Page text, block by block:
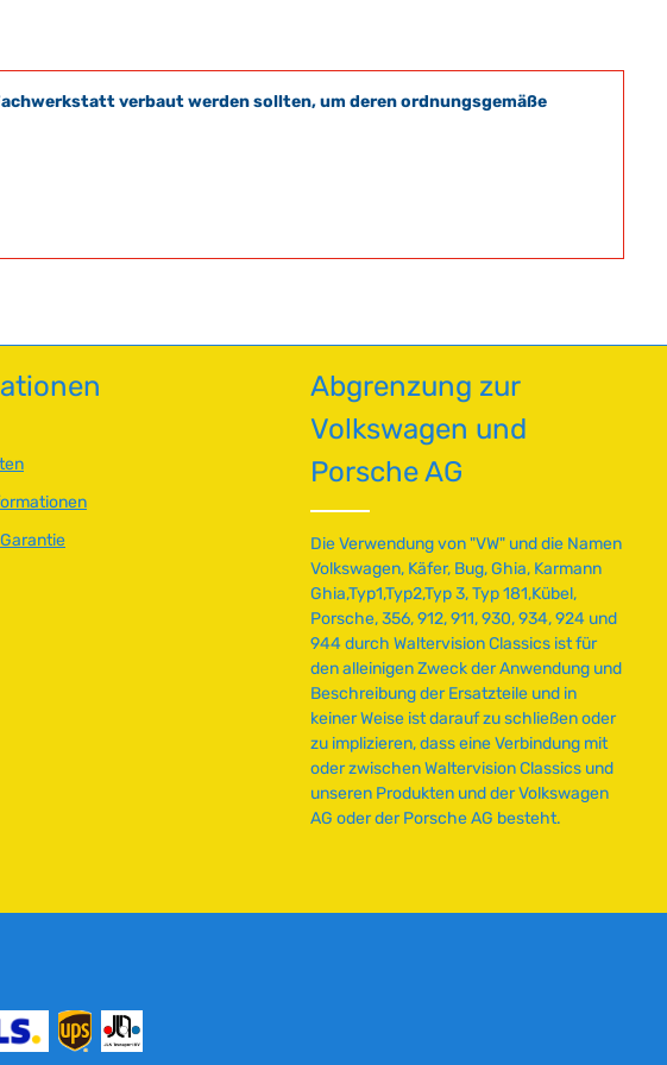
verbaut werden sollten, um deren ordnungsgemäße
Abgrenzung zur
Volkswagen und
Porsche AG
Die Verwendung von "VW" und die Namen
Volkswagen, Käfer, Bug, Ghia, Karmann
Ghia,Typ1,Typ2,Typ 3, Typ 181,Kübel,
Porsche, 356, 912, 911, 930, 934, 924 und
944 durch Waltervision Classics ist für
den alleinigen Zweck der Anwendung und
Beschreibung der Ersatzteile und in
keiner Weise ist darauf zu schließen oder
zu implizieren, dass eine Verbindung mit
oder zwischen Waltervision Classics und
unseren Produkten und der Volkswagen
AG oder der Porsche AG besteht.